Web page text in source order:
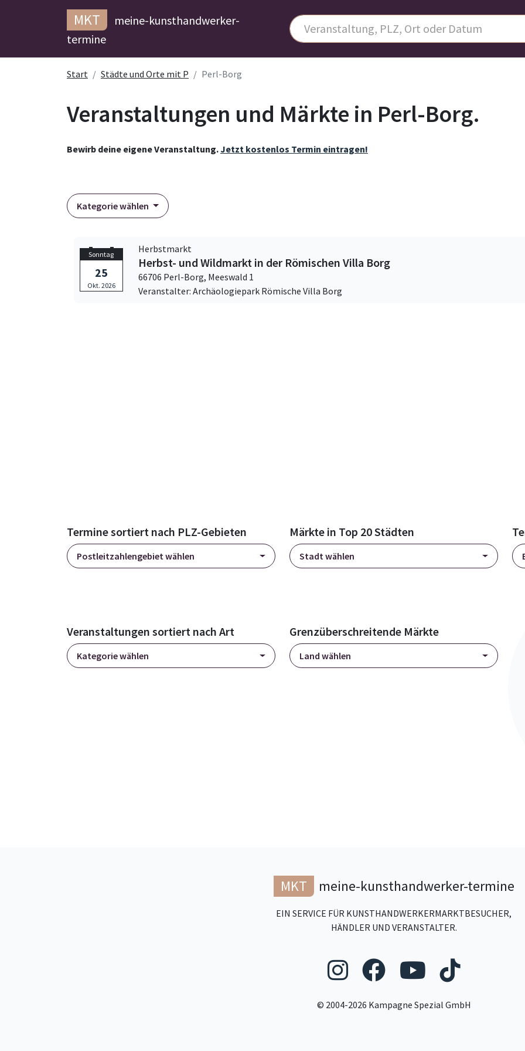
MKT
meine-kunsthandwerker-
termine
Start Städte und Orte mit P Perl-Borg
Veranstaltungen und Märkte in Perl-Borg.
Bewirb deine eigene Veranstaltung.Jetzt kostenlos Termin eintragen!
Kategorie wählen
Sonntag
25
Okt. 2026
Herbstmarkt
Herbst- und Wildmarkt in der Römischen Villa Borg
66706 Perl-Borg, Meeswald 1
Veranstalter: Archäologiepark Römische Villa Borg
Termine sortiert nach PLZ-Gebieten
Postleitzahlengebiet wählen
Märkte in Top 20 Städten
Stadt wählen
Veranstaltungen sortiert nach Art
Kategorie wählen
Grenzüberschreitende Märkte
Land wählen
MKT meine-kunsthandwerker-termine
EIN SERVICE FÜR KUNSTHANDWERKERMARKTBESUCHER,
HÄNDLER UND VERANSTALTER.
Folgen Sie uns auf
Folgen Sie
Folgen
© 2004-2026 Kampagne Spezial GmbH